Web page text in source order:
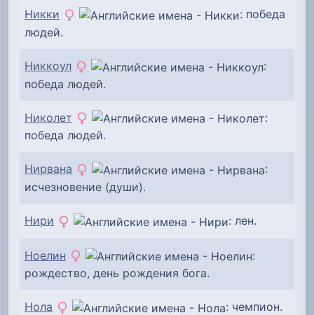
Никки
: победа
людей.
Никкоул
:
победа людей.
Николет
:
победа людей.
Нирвана
:
исчезновение (души).
Нири : лен.
Ноелин
:
рождество, день рождения бога.
Нола : чемпион.